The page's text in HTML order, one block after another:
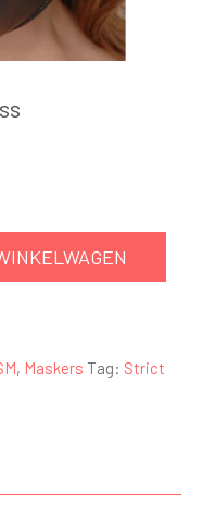
, Maskers Tag: Strict